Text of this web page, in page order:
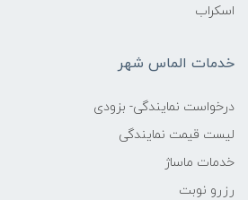
اسکراب
خدمات الماس شهر
درخواست نمایندگی- بزودی
لیست قیمت نمایندگی
خدمات ماساژ
رزرو نوبت